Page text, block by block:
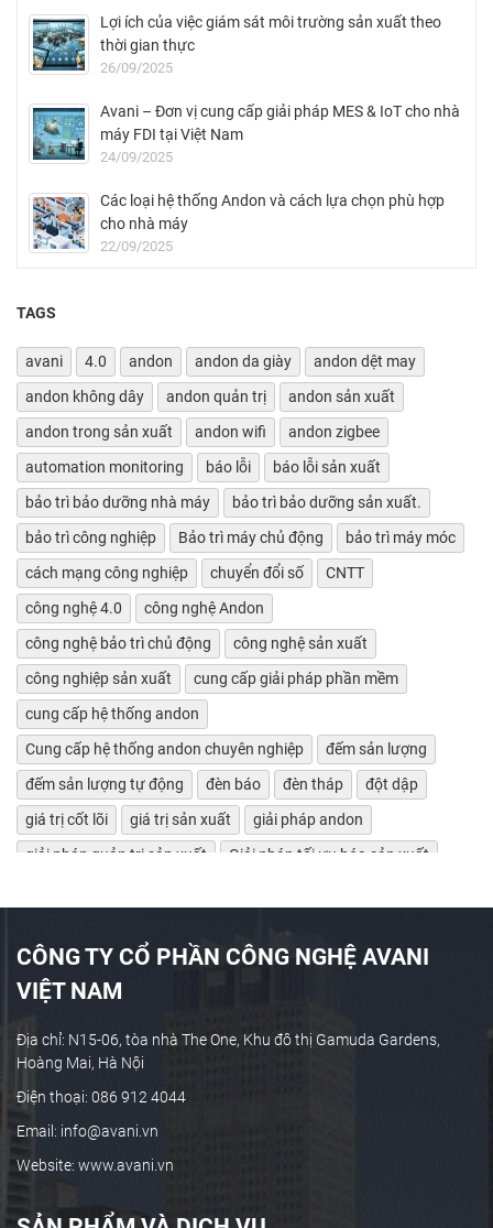
Lợi ích của việc giám sát môi trường sản xuất theo
thời gian thực
26/09/2025
Avani – Đơn vị cung cấp giải pháp MES & IoT cho nhà
máy FDI tại Việt Nam
24/09/2025
Các loại hệ thống Andon và cách lựa chọn phù hợp
cho nhà máy
22/09/2025
TAGS
avani 4.0 andon andon da giày
andon dệt may
andon không dây
andon quản trị
andon sản xuất
andon trong sản xuất
andon wifi
andon zigbee
automation monitoring
báo lỗi
báo lỗi sản xuất
bảo trì bảo dưỡng nhà máy
bảo trì bảo dưỡng sản xuất.
bảo trì công nghiệp
Bảo trì máy chủ động
bảo trì máy móc
cách mạng công nghiệp
chuyển đổi số
CNTT
công nghệ 4.0
công nghệ Andon
công nghệ bảo trì chủ động
công nghệ sản xuất
công nghiệp sản xuất
cung cấp giải pháp phần mềm
cung cấp hệ thống andon
Cung cấp hệ thống andon chuyên nghiệp
đếm sản lượng
đếm sản lượng tự động
đèn báo đèn tháp
đột dập
giá trị cốt lõi
giá trị sản xuất
giải pháp andon
giải pháp quản trị sản xuất
Giải pháp tối ưu hóa sản xuất
giám sát máy CNC
giám sát máy công cụ
giám sát máy tự động
giám sát sản xuất
Giám sát sản xuất công nghiệp
giám sát sản xuất thời gian thực
Giám sát theo thời gian thực
Giám sát và cảnh báo chủ động
giám sát và cảnh báo tự động
Giám sát vận hành hệ thống máy
CÔNG TY CỔ PHẦN CÔNG NGHỆ AVANI
VIỆT NAM
Địa chỉ: N15-06, tòa nhà The One, Khu đô thị Gamuda Gardens,
Hoàng Mai, Hà Nội
Điện thoại: 086 912 4044
Email: info@avani.vn
Website: www.avani.vn